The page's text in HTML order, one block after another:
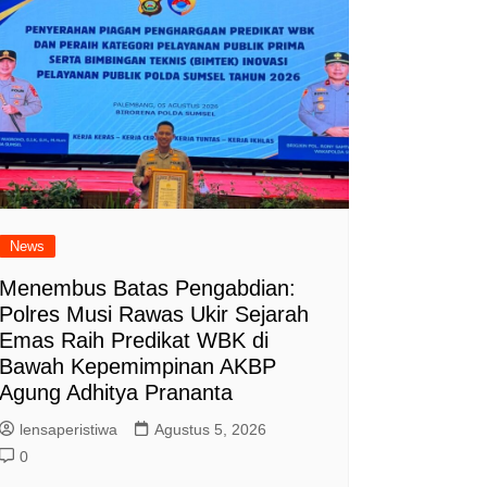
News
Batas Pengabdian:
Musi Rawas Ukir Sejarah
Raih Predikat WBK di
Kepemimpinan AKBP
Adhitya Prananta
lensaperistiwa
Agustus 5, 2026
0